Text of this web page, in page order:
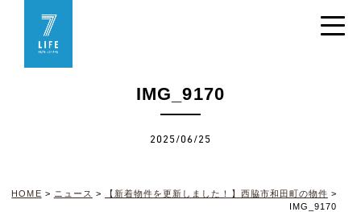
IMG_9170
2025/06/25
HOME > ニュース > 【新着物件を更新しました！】西脇市和田町の物件 >
IMG_9170